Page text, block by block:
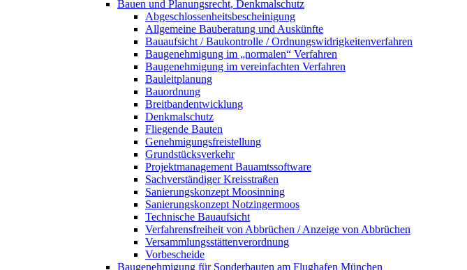
Bauen und Planungsrecht, Denkmalschutz
Abgeschlossenheitsbescheinigung
Allgemeine Bauberatung und Auskünfte
Bauaufsicht / Baukontrolle / Ordnungswidrigkeitenverfahren
Baugenehmigung im „normalen“ Verfahren
Baugenehmigung im vereinfachten Verfahren
Bauleitplanung
Bauordnung
Breitbandentwicklung
Denkmalschutz
Fliegende Bauten
Genehmigungsfreistellung
Grundstücksverkehr
Projektmanagement Bauamtssoftware
Sachverständiger Kreisstraßen
Sanierungskonzept Moosinning
Sanierungskonzept Notzingermoos
Technische Bauaufsicht
Verfahrensfreiheit von Abbrüchen / Anzeige von Abbrüchen
Versammlungsstättenverordnung
Vorbescheide
Baugenehmigung für Sonderbauten am Flughafen München